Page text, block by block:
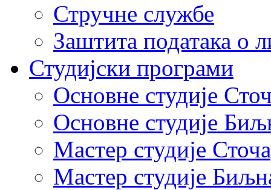
Стручне службе
Заштита података о
Студијски програми
Основне студије
Основне студије
Мастер студије
Мастер студије